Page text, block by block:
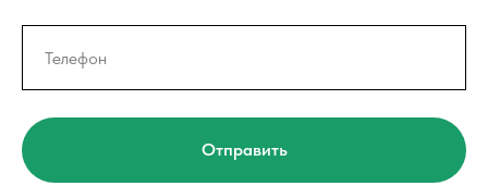
Отправить